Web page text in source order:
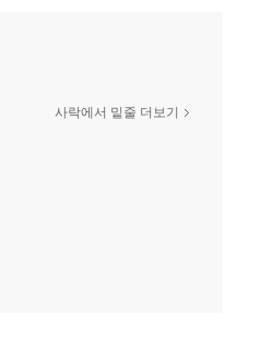
사락에서 밑줄 더보기